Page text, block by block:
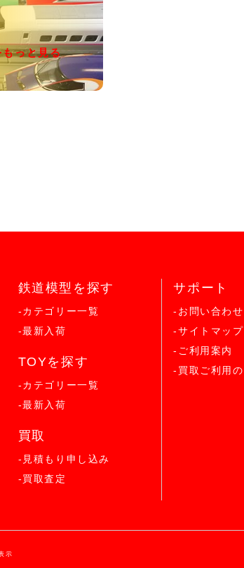
っと見る
鉄道模型を探す
-カテゴリー一覧
-最新入荷
TOYを探す
-カテゴリー一覧
-最新入荷
買取
-見積もり申し込み
-買取査定
サポート
-お問い合わせ
-サイトマップ
-ご利用案内
-買取ご利用
示